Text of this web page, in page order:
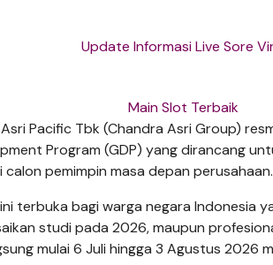
Update Informasi Live Sore
Main Slot Terbaik
Pacific Tbk (Chandra Asri Group)
Program (GDP) yang dirancang
pemimpin masa depan perusahaan.
terbuka bagi warga negara Indonesia
studi pada 2026, maupun
mulai 6 Juli hingga 3 Agustus 2026